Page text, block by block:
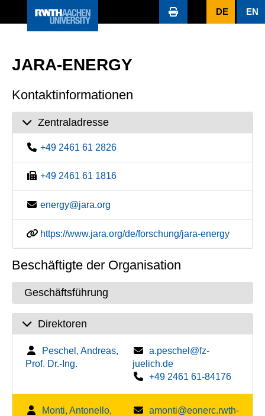
DE EN
JARA-ENERGY
Kontaktinformationen
Zentraladresse
+49 2461 61 2826
+49 2461 61 1816
energy@jara.org
https://www.jara.org/de/forschung/jara-energy
Beschäftigte der Organisation
Geschäftsführung
Direktoren
Peschel, Andreas,
Prof. Dr.-Ing.
a.peschel@fz-
juelich.de
+49 2461 61-84176
Monti, Antonello,
amonti@eonerc.rwth-